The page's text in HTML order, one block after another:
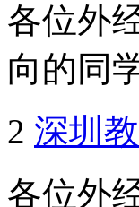
各位外
向的同
2 深圳
各位外